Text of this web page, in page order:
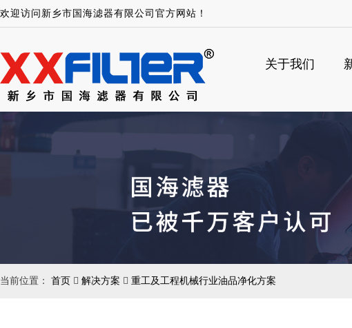
欢迎访问新乡市国海滤器有限公司官方网站！
关于我们
当前位置： 首页 解决方案 重工及工程机械行业油品净化方案